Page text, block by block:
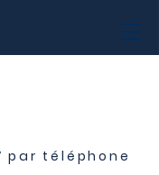
par téléphone